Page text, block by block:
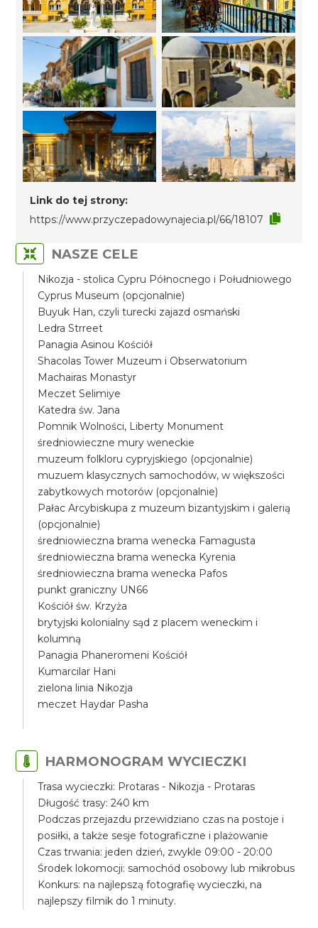
Link do tej strony:
https://www.przyczepadowynajecia.pl/66/18107
NASZE CELE
Nikozja - stolica Cypru Północnego i Południowego
Cyprus Museum (opcjonalnie)
Buyuk Han, czyli turecki zajazd osmański
Ledra Strreet
Panagia Asinou Kościół
Shacolas Tower Muzeum i Obserwatorium
Machairas Monastyr
Meczet Selimiye
Katedra św. Jana
Pomnik Wolności, Liberty Monument
średniowieczne mury weneckie
muzeum folkloru cypryjskiego (opcjonalnie)
muzuem klasycznych samochodów, w większości
zabytkowych motorów (opcjonalnie)
Pałac Arcybiskupa z muzeum bizantyjskim i galerią
(opcjonalnie)
średniowieczna brama wenecka Famagusta
średniowieczna brama wenecka Kyrenia
średniowieczna brama wenecka Pafos
punkt graniczny UN66
Kościół św. Krzyża
brytyjski kolonialny sąd z placem weneckim i
kolumną
Panagia Phaneromeni Kościół
Kumarcilar Hani
zielona linia Nikozja
meczet Haydar Pasha
HARMONOGRAM WYCIECZKI
Trasa wycieczki: Protaras - Nikozja - Protaras
Długość trasy: 240 km
Podczas przejazdu przewidziano czas na postoje i
posiłki, a także sesje fotograficzne i plażowanie
Czas trwania: jeden dzień, zwykle 09:00 - 20:00
Środek lokomocji: samochód osobowy lub mikrobus
Konkurs: na najlepszą fotografię wycieczki, na
najlepszy filmik do 1 minuty.